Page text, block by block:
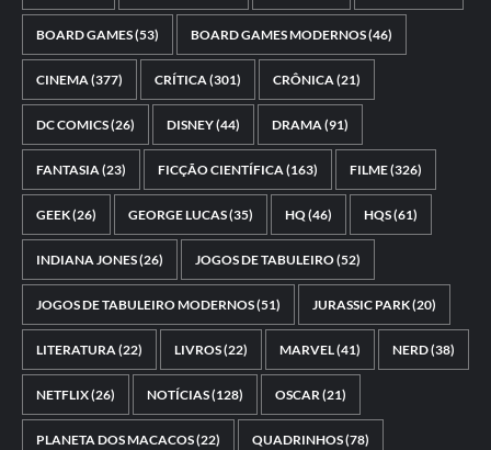
BOARD GAMES(53) BOARD GAMES MODERNOS(46)
CINEMA(377) CRÍTICA(301) CRÔNICA(21)
DC COMICS(26) DISNEY(44) DRAMA(91)
FANTASIA(23) FICÇÃO CIENTÍFICA(163) FILME(326)
GEEK(26) GEORGE LUCAS(35) HQ(46) HQS(61)
INDIANA JONES(26) JOGOS DE TABULEIRO(52)
JOGOS DE TABULEIRO MODERNOS(51) JURASSIC PARK(20)
LITERATURA(22) LIVROS(22) MARVEL(41) NERD(38)
NETFLIX(26) NOTÍCIAS(128) OSCAR(21)
PLANETA DOS MACACOS(22) QUADRINHOS(78)